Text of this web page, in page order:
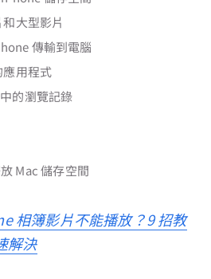
大型影片
傳輸到電腦
用程式
的瀏覽記錄
Mac 儲存空間
相簿影片不能播放？9 招教
解決